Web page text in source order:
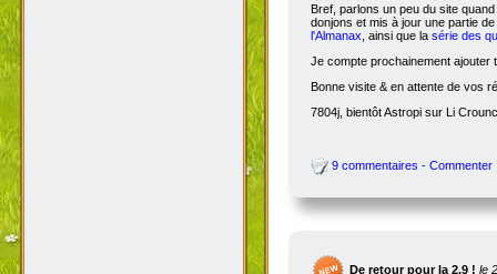
Bref, parlons un peu du site
donjons et mis à jour une partie
l'Almanax , ainsi que la série des
Je compte prochainement ajouter
Bonne visite & en attente de vos
7804j, bientôt Astropi sur Li
9 commentaires - Commenter
De retour pour la 2.9 ! le